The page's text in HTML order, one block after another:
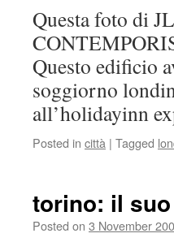
Questa foto di
Questo edificio
soggiorno
all’holidayinn
Posted in città | Tagged
torino: il
Posted on 3 November